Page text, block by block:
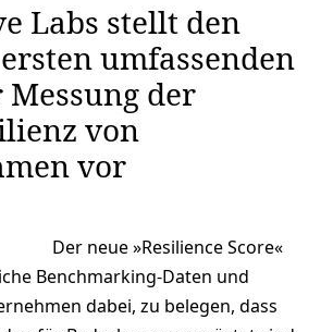
Labs stellt den
umfassenden
Messung der
von
vor
Der neue »Resilience Score«
Benchmarking-Daten und
dabei, zu belegen, dass